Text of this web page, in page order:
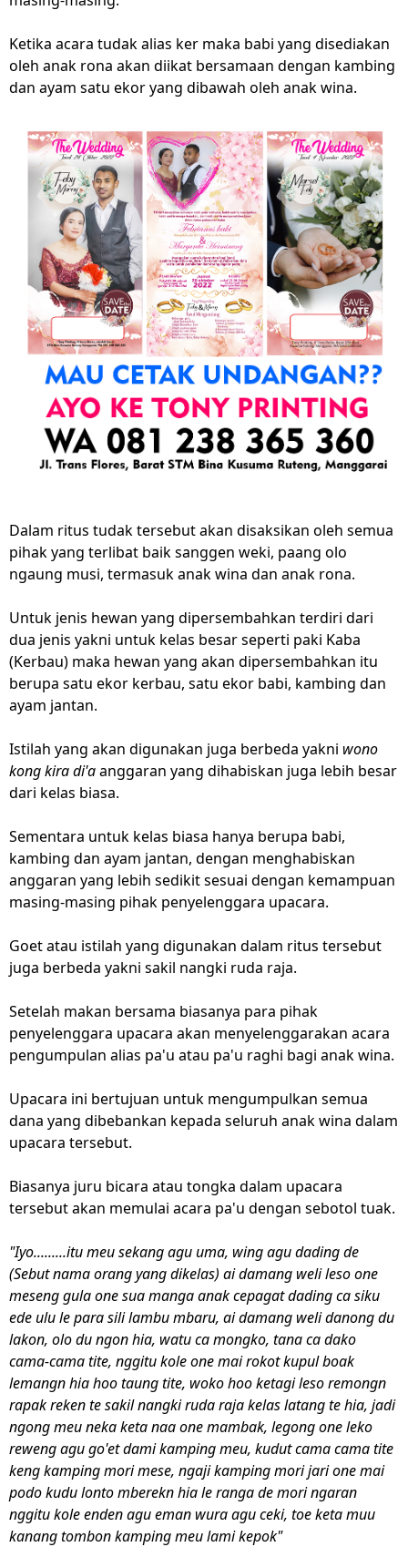
Ketika acara tudak alias ker maka babi yang disediakan
oleh anak rona akan diikat bersamaan dengan kambing
dan ayam satu ekor yang dibawah oleh anak wina.
Dalam ritus tudak tersebut akan disaksikan oleh semua
pihak yang terlibat baik sanggen weki, paang olo
ngaung musi, termasuk anak wina dan anak rona.
Untuk jenis hewan yang dipersembahkan terdiri dari
dua jenis yakni untuk kelas besar seperti paki Kaba
(Kerbau) maka hewan yang akan dipersembahkan itu
berupa satu ekor kerbau, satu ekor babi, kambing dan
ayam jantan.
Istilah yang akan digunakan juga berbeda yakni wono
kong kira di'aanggaran yang dihabiskan juga lebih besar
dari kelas biasa.
Sementara untuk kelas biasa hanya berupa babi,
kambing dan ayam jantan, dengan menghabiskan
anggaran yang lebih sedikit sesuai dengan kemampuan
masing-masing pihak penyelenggara upacara.
Goet atau istilah yang digunakan dalam ritus tersebut
juga berbeda yakni sakil nangki ruda raja.
Setelah makan bersama biasanya para pihak
penyelenggara upacara akan menyelenggarakan acara
pengumpulan alias pa'u atau pa'u raghi bagi anak wina.
Upacara ini bertujuan untuk mengumpulkan semua
dana yang dibebankan kepada seluruh anak wina dalam
upacara tersebut.
Biasanya juru bicara atau tongka dalam upacara
tersebut akan memulai acara pa'u dengan sebotol tuak.
"Iyo.........itu meu sekang agu uma, wing agu dading de
(Sebut nama orang yang dikelas) ai damang weli leso one
meseng gula one sua manga anak cepagat dading ca siku
ede ulu le para sili lambu mbaru, ai damang weli danong du
lakon, olo du ngon hia, watu ca mongko, tana ca dako
cama-cama tite, nggitu kole one mai rokot kupul boak
lemangn hia hoo taung tite, woko hoo ketagi leso remongn
rapak reken te sakil nangki ruda raja kelas latang te hia, jadi
ngong meu neka keta naa one mambak, legong one leko
reweng agu go'et dami kamping meu, kudut cama cama tite
keng kamping mori mese, ngaji kamping mori jari one mai
podo kudu lonto mberekn hia le ranga de mori ngaran
nggitu kole enden agu eman wura agu ceki, toe keta muu
kanang tombon kamping meu lami kepok"